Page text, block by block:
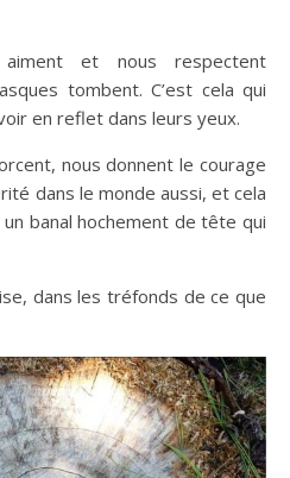
et nous respectent
tombent. C’est cela qui
en reflet dans leurs yeux.
nous donnent le courage
dans le monde aussi, et cela
banal hochement de tête qui
dans les tréfonds de ce que